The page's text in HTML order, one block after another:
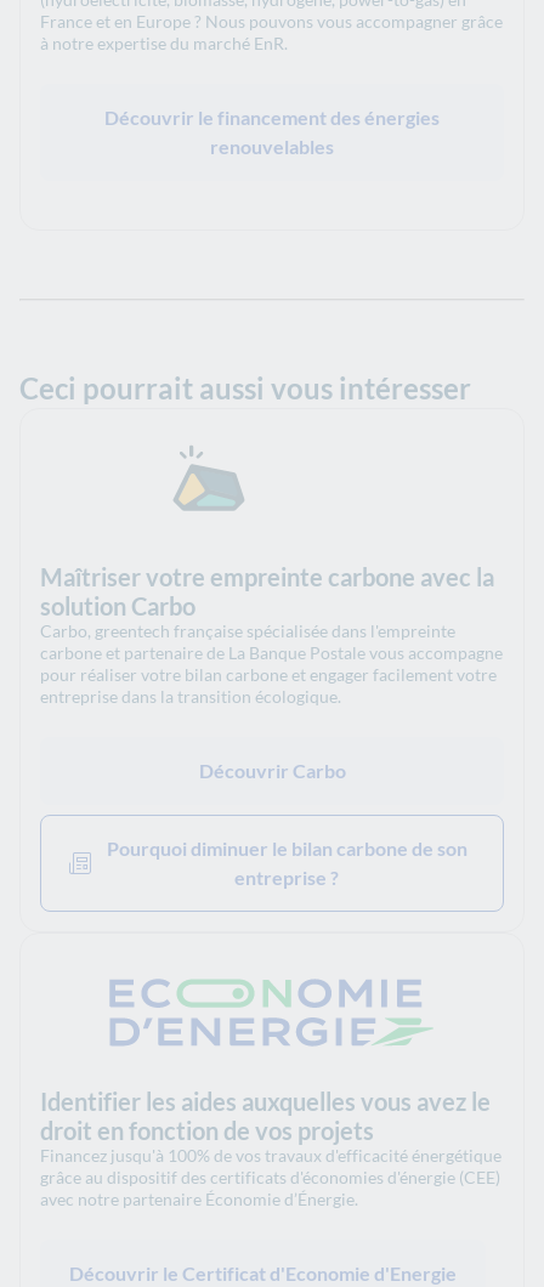
France et en Europe ? Nous pouvons vous accompagner grâce
à notre expertise du marché EnR.
Découvrir le financement des énergies
renouvelables
Ceci pourrait aussi vous intéresser
Maîtriser votre empreinte carbone avec la
solution Carbo
Carbo, greentech française spécialisée dans l'empreinte
carbone et partenaire de La Banque Postale vous accompagne
pour réaliser votre bilan carbone et engager facilement votre
entreprise dans la transition écologique.
Découvrir Carbo
Pourquoi diminuer le bilan carbone de son
entreprise ?
Identifier les aides auxquelles vous avez le
droit en fonction de vos projets
Financez jusqu'à 100% de vos travaux d'efficacité énergétique
grâce au dispositif des certificats d'économies d'énergie (CEE)
avec notre partenaire Économie d’Énergie.
Découvrir le Certificat d'Economie d'Energie